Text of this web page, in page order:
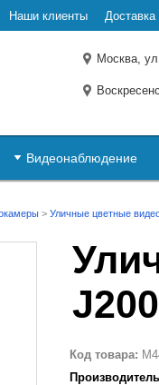
Наши клиенты Доставка
Москва,
Видеонаблюдение
> Уличные цветные
Код товара: